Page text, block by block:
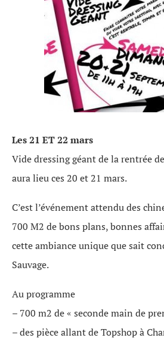
Les 21 ET 22 mars
Vide dressing géant de la rentrée
aura lieu ces 20 et 21 mars.
C’est l’événement attendu des
700 M2 de bons plans, bonnes
cette ambiance unique que sait
Sauvage.
Au programme
– 700 m2 de « seconde main de
– des pièce allant de Topshop à